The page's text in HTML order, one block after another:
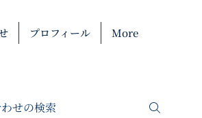
プロフィール More